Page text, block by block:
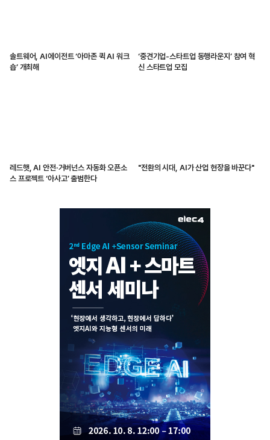
솔트웨어, AI에이전트 ‘아마존 퀵 AI 워크
숍’ 개최해
‘중견기업-스타트업 동행라운지’ 참여 혁
신 스타트업 모집
레드햇, AI 안전·거버넌스 자동화 오픈소
스 프로젝트 ‘아사고’ 출범한다
"전환의 시대, AI가 산업 현장을 바꾼다"